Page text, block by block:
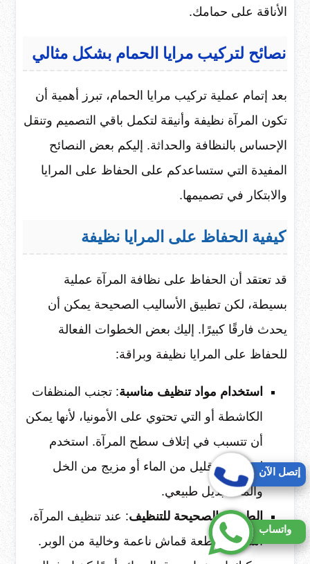
الأناقة على حمامك.
نصائح لتركيب مرايا الحمام بشكل مثالي
بعد إتمام عملية تركيب مرايا الحمام، تبرز أهمية أن
تكون المرآة نظيفة وأنيقة لتكمل باقي التصميم وتنقل
الإحساس بالنظافة والحداثة. إليكم بعض النصائح
المفيدة التي ستساعدكم على الحفاظ على المرايا
والابتكار في تصميمها.
كيفية الحفاظ على المرايا نظيفة
قد تعتقد أن الحفاظ على نظافة المرآة عملية
بسيطة، لكن تطبيق الأساليب الصحيحة يمكن أن
يحدث فارقًا كبيرًا. إليك بعض الخطوات الفعالة
للحفاظ على المرايا نظيفة وبراقة:
استخدام مواد تنظيف مناسبة: تجنب المنظفات
الكاشطة أو التي تحتوي على الأمونيا، لأنها يمكن
أن تتسبب في إتلاف سطح المرآة. استخدم
ليمون مع قليل من الماء أو مزيج من الخل
والماء كبديل طبيعي.
الطريقة الصحيحة للتنظيف: عند تنظيف المرآة،
استخدم قطعة قماش ناعمة وخالية من الوبر.
واتساب
إتصل الآن